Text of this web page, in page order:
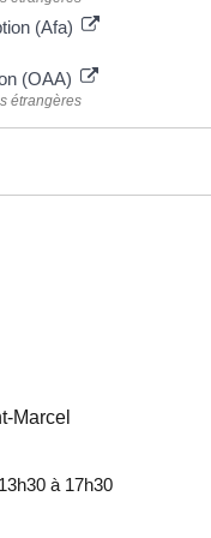
(Afa)
(OAA)
étrangères
Marcel
à 17h30